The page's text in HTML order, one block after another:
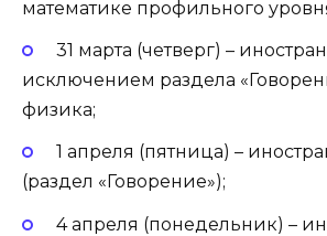
математике профильного
31 марта (четверг) –
исключением раздела
физика;
1 апреля (пятница) –
(раздел «Говорение»);
4 апреля (понедельник) –